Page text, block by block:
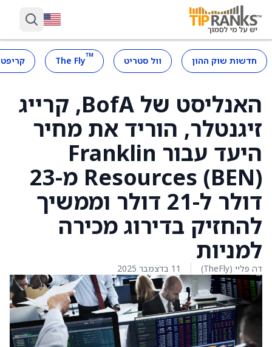
חדשות שוק ההון וול סטריט ™
The Fly
האנליסט של BofA, קרייג
זיגנטלר, הוריד את מחיר
היעד עבור Franklin
Resources (BEN) מ-23
דולר ל-21 דולר וממשיך
להחזיק בדירוג מכירה
למניות
דה פליי (TheFly) 11 בדצמבר 2025